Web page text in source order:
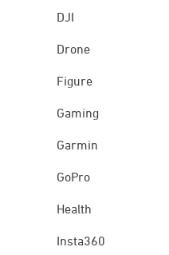
DJI
Drone
Figure
Gaming
Garmin
GoPro
Health
Insta360